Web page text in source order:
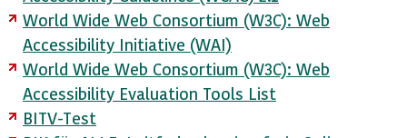
World Wide Web Consortium (W3C): Web
Accessibility Initiative (WAI)
World Wide Web Consortium (W3C): Web
Accessibility Evaluation Tools List
BITV-Test